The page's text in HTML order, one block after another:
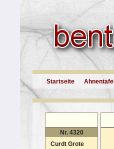
Startseite Ahnentafel
Nr. 4320
Curdt Grote